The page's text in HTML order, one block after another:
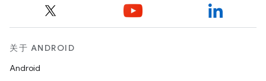
关于 ANDROID
Android